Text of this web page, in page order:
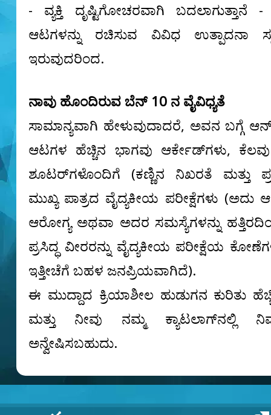
- ವ್ಯಕ್ತಿ ದೃಷ್ಟಿಗೋಚರವಾಗಿ ಬದಲಾಗುತ್ತಾನೆ
ಆಟಗಳನ್ನು ರಚಿಸುವ ವಿವಿಧ ಉತ್ಪಾದನಾ
ಇರುವುದರಿಂದ.
ನಾವು ಹೊಂದಿರುವ ಬೆನ್ 10 ನ ವೈವಿಧ್ಯತೆ
ಸಾಮಾನ್ಯವಾಗಿ ಹೇಳುವುದಾದರೆ, ಅವನ ಬಗ್ಗೆ
ಆಟಗಳ ಹೆಚ್ಚಿನ ಭಾಗವು ಆರ್ಕೇಡ್‌ಗಳು,
ಶೂಟರ್‌ಗಳೊಂದಿಗೆ (ಕಣ್ಣಿನ ನಿಖರತೆ ಮತ್ತು
ಮುಖ್ಯ ಪಾತ್ರದ ವೈದ್ಯಕೀಯ ಪರೀಕ್ಷೆಗಳು
ಆರೋಗ್ಯ ಅಥವಾ ಅದರ ಸಮಸ್ಯೆಗಳನ್ನು
ಪ್ರಸಿದ್ಧ ವೀರರನ್ನು ವೈದ್ಯಕೀಯ ಪರೀಕ್ಷೆಯ
ಇತ್ತೀಚೆಗೆ ಬಹಳ ಜನಪ್ರಿಯವಾಗಿದೆ).
ಈ ಮುದ್ದಾದ ಕ್ರಿಯಾಶೀಲ ಹುಡುಗನ ಕುರಿತು
ಮತ್ತು ನೀವು ನಮ್ಮ ಕ್ಯಾಟಲಾಗ್‌ನಲ್ಲಿ
ಅನ್ವೇಷಿಸಬಹುದು.